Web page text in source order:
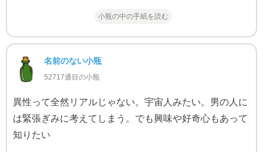
小瓶の中の手紙を読む
名前のない小瓶
52717通目の小瓶
異性って全然リアルじゃない。宇宙人みたい。男の人に
は緊張ぎみに考えてしまう。でも興味や好奇心もあって
知りたい